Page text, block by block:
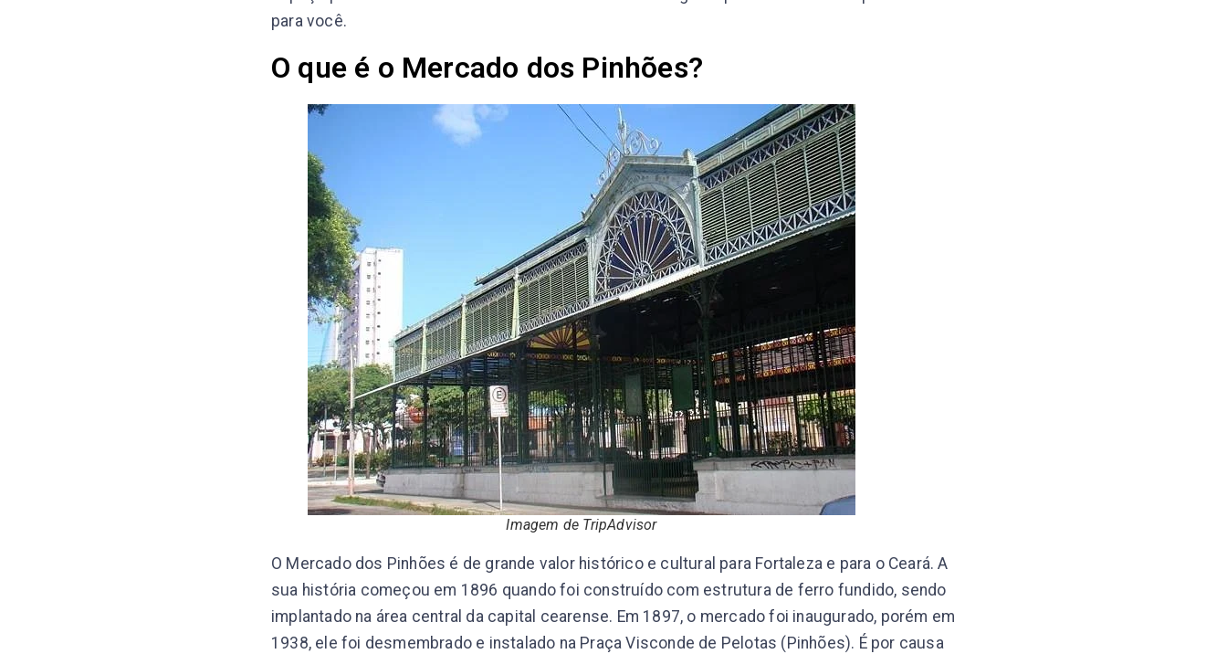
para você.
O que é o Mercado dos Pinhões?
Imagem de TripAdvisor
O Mercado dos Pinhões é de grande valor histórico e cultural para Fortaleza e para o Ceará. A
sua história começou em 1896 quando foi construído com estrutura de ferro fundido, sendo
implantado na área central da capital cearense. Em 1897, o mercado foi inaugurado, porém em
1938, ele foi desmembrado e instalado na Praça Visconde de Pelotas (Pinhões). É por causa